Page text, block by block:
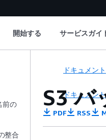
開始する サービスガイ
前の
整合
ドキュメント
ドキュメント
S3 バ
PDF RSS